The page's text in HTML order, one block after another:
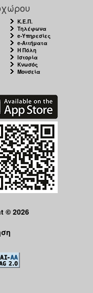
Κ.Ε.Π.
Τηλέφωνα
e-Υπηρεσίες
e-Αιτήματα
Η Πόλη
Ιστορία
Κνωσός
Μουσεία
© 2026